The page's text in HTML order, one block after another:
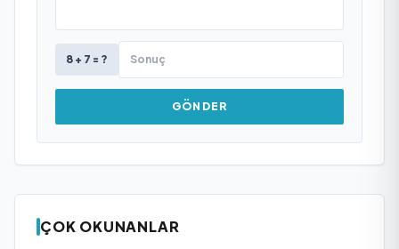
8 + 7 = ?
GÖNDER
ÇOK OKUNANLAR